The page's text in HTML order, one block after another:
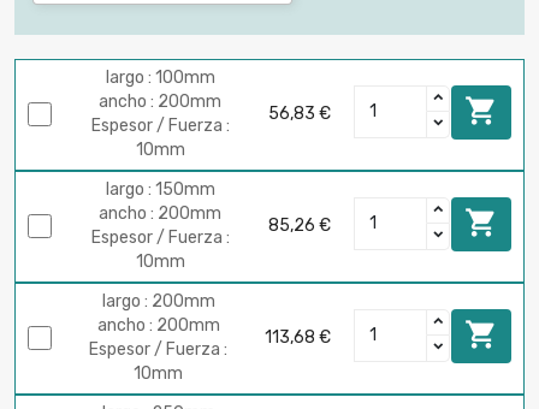
largo : 100mm
ancho : 200mm
Espesor / Fuerza :
10mm
56,83 € 
largo : 150mm
ancho : 200mm
Espesor / Fuerza :
10mm
85,26 € 
largo : 200mm
ancho : 200mm
Espesor / Fuerza :
10mm
113,68 € 